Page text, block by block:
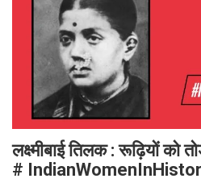
लक्ष्मीबाई तिलक : रूढ़ियों को
#